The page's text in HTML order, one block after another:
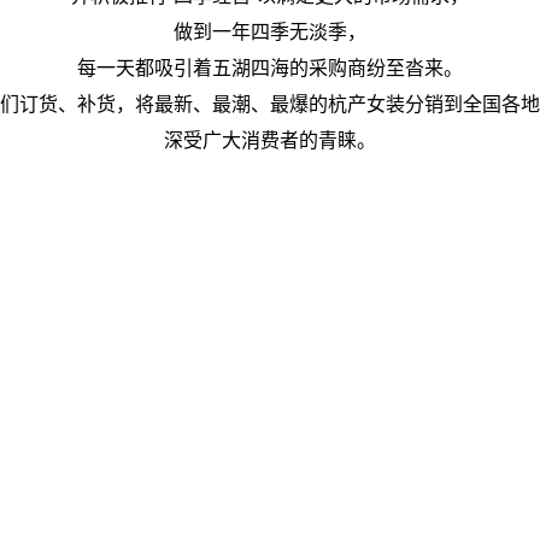
做到一年四季无淡季，
每一天都吸引着五湖四海的采购商纷至沓来。
订货、补货，将最新、最潮、最爆的杭产女装分销到全国各
深受广大消费者的青睐。